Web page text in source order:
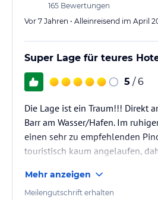
165 Bewertungen
Vor 7 Jahren • Alleinreisend im April
Super Lage für teures
5 / 6
Die Lage ist ein Traum!!! Direkt
Barr am Wasser/Hafen. Im
einen sehr zu empfehlenden
touristisch kaum angelaufen,
viele andren Westins in der Welt.
Schönes, nur Standart!
Mehr anzeigen
Meilengutschrift erhalten